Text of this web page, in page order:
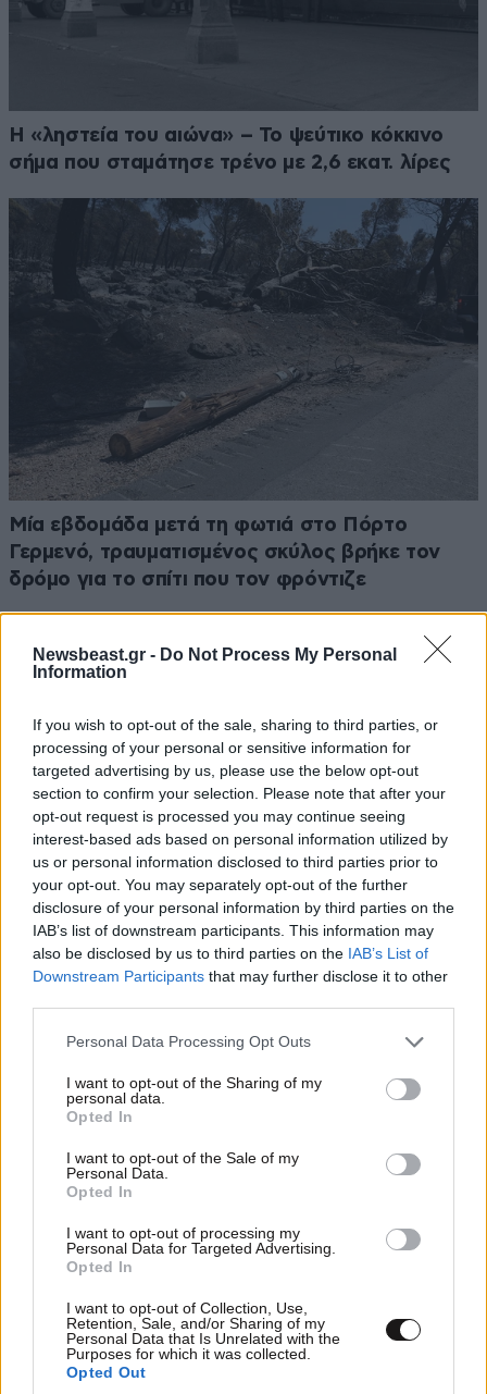
Newsbeast.gr - Do Not Process My Personal
Information
If you wish to opt-out of the sale, sharing to third parties, or
processing of your personal or sensitive information for
targeted advertising by us, please use the below opt-out
section to confirm your selection. Please note that after your
opt-out request is processed you may continue seeing
interest-based ads based on personal information utilized by
us or personal information disclosed to third parties prior to
your opt-out. You may separately opt-out of the further
disclosure of your personal information by third parties on the
IAB’s list of downstream participants. This information may
also be disclosed by us to third parties on the IAB’s List of
Downstream Participants that may further disclose it to other
Please note that this website/app uses one or more Google
not limited to your visit or usage behaviour. You may click to
grant or deny consent to Google and its third-party tags to
use your data for below specified purposes in below Google
consent section.
Personal Data Processing Opt Outs
I want to opt-out of the Sharing of my
personal data.
Opted In
I want to opt-out of the Sale of my
Personal Data.
Opted In
I want to opt-out of processing my
Personal Data for Targeted Advertising.
Opted In
I want to opt-out of Collection, Use,
Retention, Sale, and/or Sharing of my
Personal Data that Is Unrelated with the
Purposes for which it was collected.
Opted Out
Η «ληστεία του αιώνα» – Το ψεύτικο κόκκινο
σήμα που σταμάτησε τρένο με 2,6 εκατ. λίρες
Μία εβδομάδα μετά τη φωτιά στο Πόρτο
Γερμενό, τραυματισμένος σκύλος βρήκε τον
δρόμο για το σπίτι που τον φρόντιζε
Ο πρίγκιπας Χάρι σήκωσε λευκή σημαία στην
οικογενειακή κόντρα: Η κίνηση που αρνείται να
Φωτιά σε κατάστημα στο Παλαιό Φάληρο: